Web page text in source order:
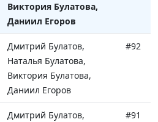
Виктория Булатова,
Даниил Егоров
Дмитрий Булатов,
Наталья Булатова,
Виктория Булатова,
Даниил Егоров
#92
Дмитрий Булатов,
#91